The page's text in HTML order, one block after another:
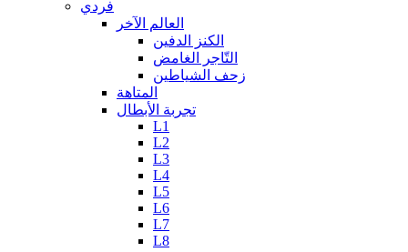
فردي
العالم الآخر
الكنز الدفين
التّاجر الغامض
زحف الشياطين
المتاهة
تجربة الأبطال
L1
L2
L3
L4
L5
L6
L7
L8